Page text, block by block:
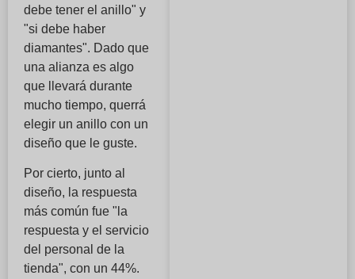
debe tener el anillo" y
"si debe haber
diamantes". Dado que
una alianza es algo
que llevará durante
mucho tiempo, querrá
elegir un anillo con un
diseño que le guste.
Por cierto, junto al
diseño, la respuesta
más común fue "la
respuesta y el servicio
del personal de la
tienda", con un 44%.